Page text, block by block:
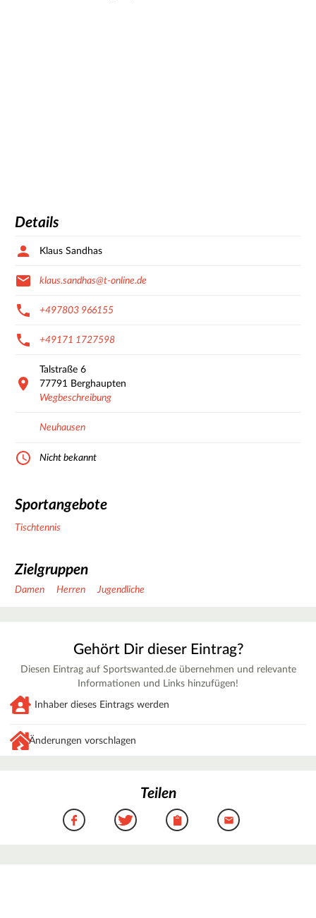
Details
Klaus Sandhas
klaus.sandhas@t-online.de
+497803 966155
+49171 1727598
Talstraße 6
77791
Berghaupten
Wegbeschreibung
Neuhausen
Nicht bekannt
Sportangebote
Tischtennis
Zielgruppen
Damen Herren Jugendliche
Gehört Dir dieser Eintrag?
Diesen Eintrag auf Sportswanted.de übernehmen und relevante
Informationen und Links hinzufügen!
Inhaber dieses Eintrags werden
Änderungen vorschlagen
Teilen